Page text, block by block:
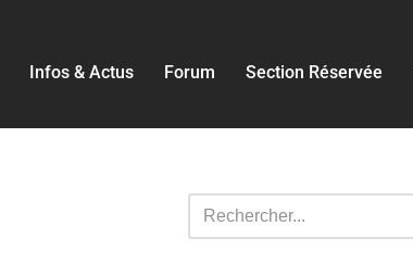
Infos & Actus Forum Section Réservée